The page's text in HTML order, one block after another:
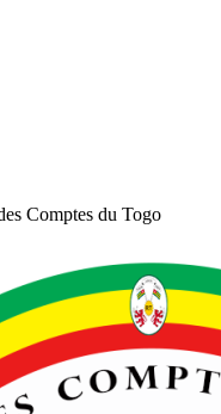
Comptes du Togo